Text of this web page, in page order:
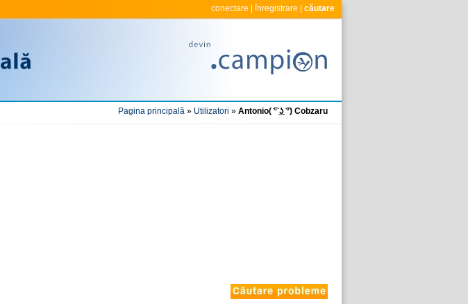
conectare înregistrare căutare
Pagina principală » Utilizatori » Antonio( ͡° ͜ʖ ͡°) Cobzaru